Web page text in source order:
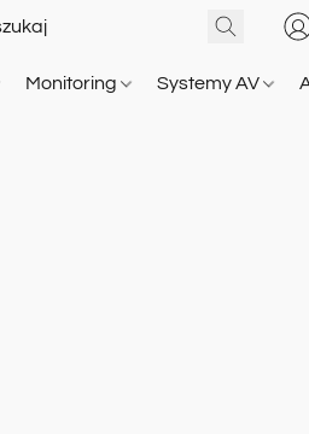
Monitoring Systemy AV